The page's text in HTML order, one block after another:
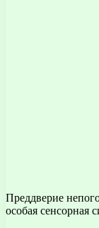
Преддверие
особая сенсорная